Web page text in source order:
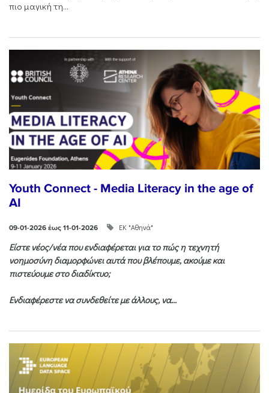
πιο μαγική τη...
Youth Connect - Media Literacy in the age of
AI
09-01-2026 έως 11-01-2026 ΕΚ "Αθηνά"
Είστε νέος/νέα που ενδιαφέρεται για το πώς η τεχνητή
νοημοσύνη διαμορφώνει αυτά που βλέπουμε, ακούμε και
πιστεύουμε στο διαδίκτυο;
Ενδιαφέρεστε να συνδεθείτε με άλλους, να...